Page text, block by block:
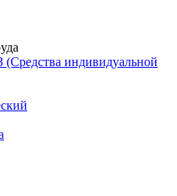
индивидуальной